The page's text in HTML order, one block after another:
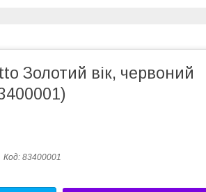
Золотий вік, червоний
Код: 83400001